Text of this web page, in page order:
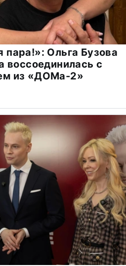
Ольга Бузова
воссоединилась с
из «ДОМа-2»